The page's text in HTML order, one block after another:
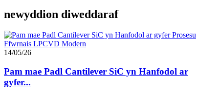
newyddion diweddaraf
14/05/26
Pam mae Padl Cantilever SiC yn Hanfodol ar
gyfer...